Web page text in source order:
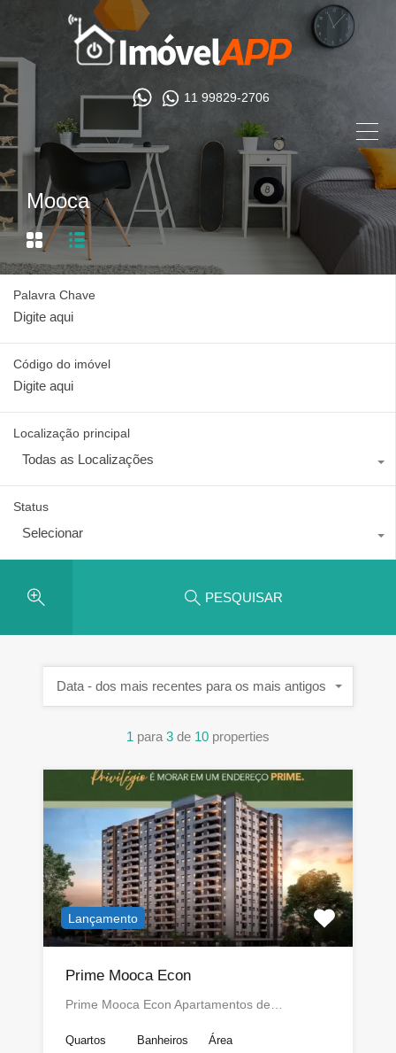
11 99829-2706
Mooca
Palavra Chave
Código do imóvel
Localização principal
Todas as Localizações
Status
Selecionar
PESQUISAR
1 para 3 de 10 properties
Data - dos mais recentes para os mais antigos
Lançamento
Prime Mooca Econ
Prime Mooca Econ Apartamentos de…
Quartos Banheiros Área